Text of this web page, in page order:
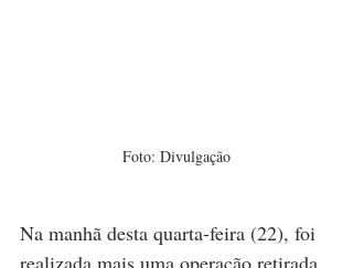
Foto: Divulgação
Na manhã desta quarta-feira (22), foi